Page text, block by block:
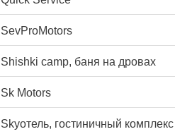
SevProMotors
Shishki camp, баня на дровах
Sk Motors
Skyотель, гостиничный комплекс